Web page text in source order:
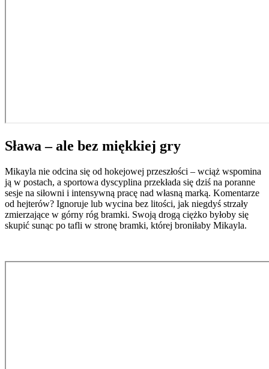
Sława – ale bez miękkiej gry
Mikayla nie odcina się od hokejowej przeszłości – wciąż wspomina
ją w postach, a sportowa dyscyplina przekłada się dziś na poranne
sesje na siłowni i intensywną pracę nad własną marką. Komentarze
od hejterów? Ignoruje lub wycina bez litości, jak niegdyś strzały
zmierzające w górny róg bramki. Swoją drogą ciężko byłoby się
skupić sunąc po tafli w stronę bramki, której broniłaby Mikayla.